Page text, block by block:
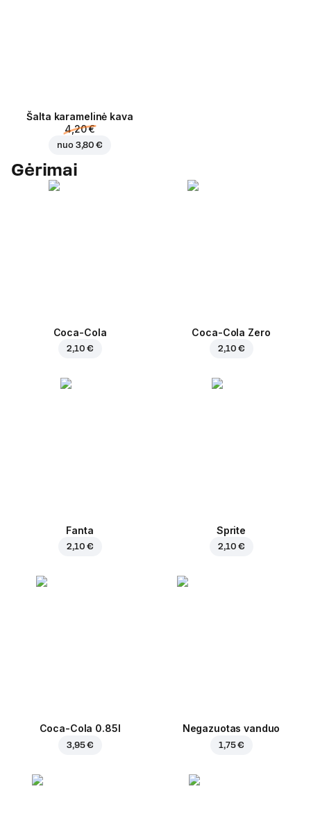
Šalta karamelinė kava
4,20 €
nuo 3,80 €
Gėrimai
Coca-Cola
2,10 €
Coca-Cola Zero
2,10 €
Fanta
2,10 €
Sprite
2,10 €
Coca-Cola 0.85l
3,95 €
Negazuotas vanduo
1,75 €